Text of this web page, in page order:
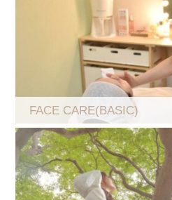
FACE CARE(BASIC)